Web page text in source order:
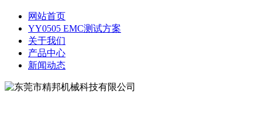
网站首页
YY0505 EMC测试方案
关于我们
产品中心
新闻动态